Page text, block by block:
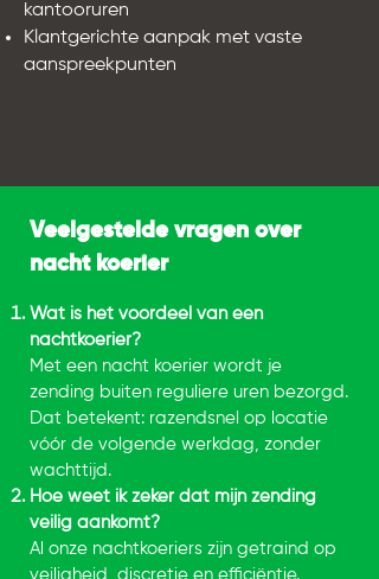
kantooruren
Klantgerichte aanpak met vaste
aanspreekpunten
Veelgestelde vragen over
nacht koerier
Wat is het voordeel van een
nachtkoerier?
Met een nacht koerier wordt je
zending buiten reguliere uren bezorgd.
Dat betekent: razendsnel op locatie
vóór de volgende werkdag, zonder
wachttijd.
Hoe weet ik zeker dat mijn zending
veilig aankomt?
Al onze nachtkoeriers zijn getraind op
veiligheid, discretie en efficiëntie.